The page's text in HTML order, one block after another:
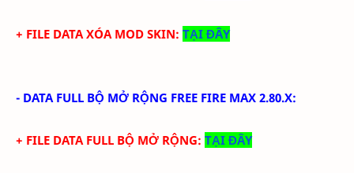
+ FILE DATA XÓA MOD SKIN: TẠI ĐÂY
- DATA FULL BỘ MỞ RỘNG FREE FIRE MAX 2.80.X:
+ FILE DATA FULL BỘ MỞ RỘNG: TẠI ĐÂY